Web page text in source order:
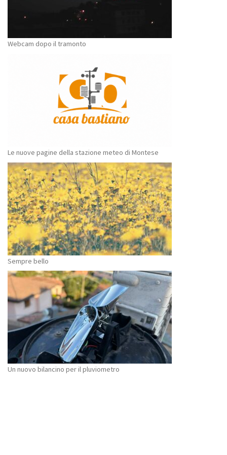
Webcam dopo il tramonto
Le nuove pagine della stazione meteo di Montese
Sempre bello
Un nuovo bilancino per il pluviometro